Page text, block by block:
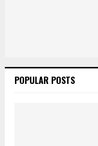
POPULAR POSTS